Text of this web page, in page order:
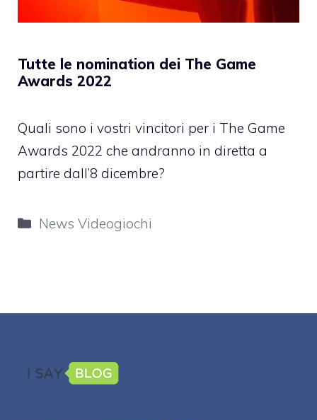
Tutte le nomination dei The Game
Awards 2022
Quali sono i vostri vincitori per i The Game
Awards 2022 che andranno in diretta a
partire dall’8 dicembre?
Categorie
News Videogiochi